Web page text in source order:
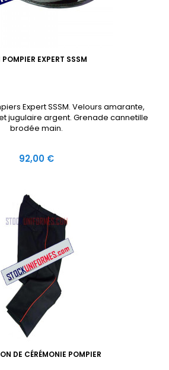
POMPIER EXPERT SSSM
Expert SSSM. Velours amarante,
jugulaire argent. Grenade cannetille
brodée main.
Prix
92,00 €
DE CÉRÉMONIE POMPIER